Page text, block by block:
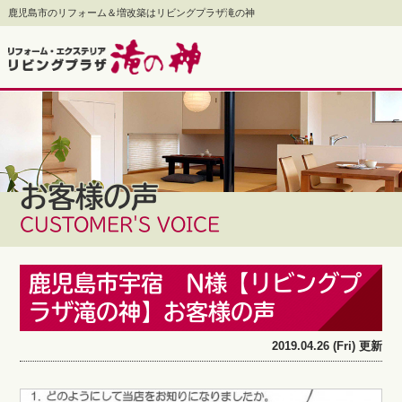
鹿児島市のリフォーム＆増改築はリビングプラザ滝の神
お客様の声
CUSTOMER'S VOICE
鹿児島市宇宿 N様【リビングプ
ラザ滝の神】お客様の声
2019.04.26 (Fri) 更新